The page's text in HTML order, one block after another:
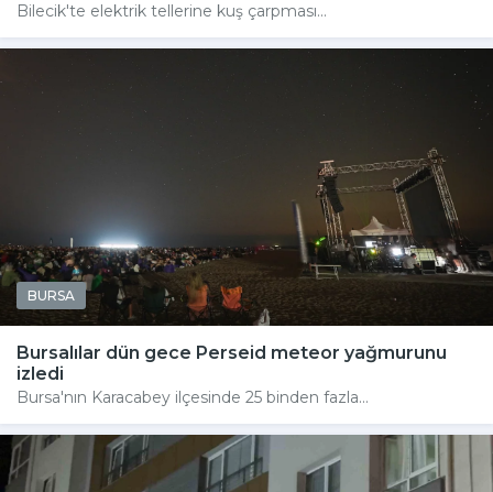
Bilecik'te elektrik tellerine kuş çarpması...
BURSA
Bursalılar dün gece Perseid meteor yağmurunu
izledi
Bursa'nın Karacabey ilçesinde 25 binden fazla...